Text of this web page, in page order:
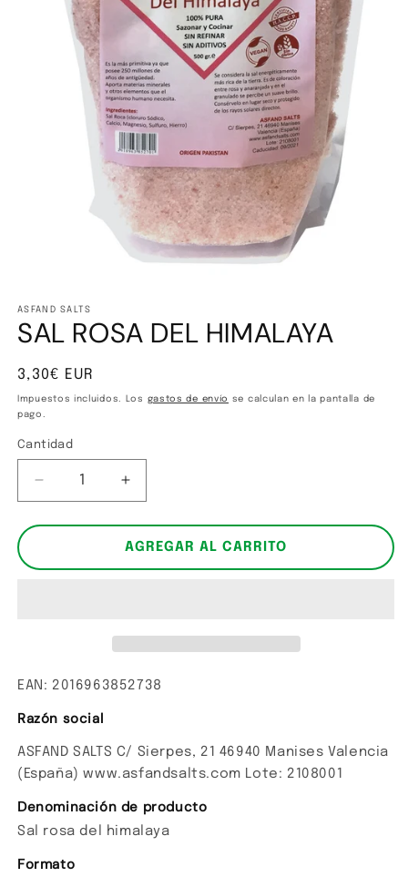
multimedia
1
en
ventana
modal
ASFAND SALTS
SAL ROSA DEL HIMALAYA
Precio
habitual
3,30€ EUR
Impuestos incluidos. Los gastos de envío se calculan en la pantalla de
pago.
Cantidad
Cantidad
Reducir
cantidad
para
ROSA
Aumentar
cantidad
para
SAL
ROSA
AGREGAR AL CARRITO
EAN: 2016963852738
Razón social
ASFAND SALTS C/ Sierpes, 21 46940 Manises Valencia
(España) www.asfandsalts.com Lote: 2108001
Denominación de producto
Sal rosa del himalaya
Formato